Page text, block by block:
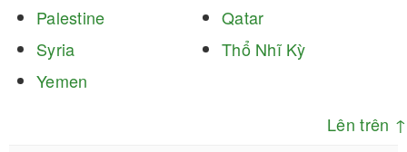
Palestine
Qatar
Syria
Thổ Nhĩ Kỳ
Yemen
Lên trên ↑